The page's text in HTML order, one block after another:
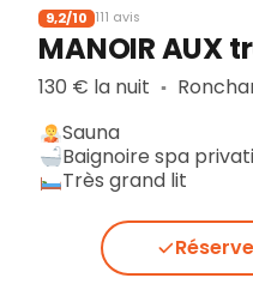
9,2/10 111 avis
MANOIR AUX
130 € la nuit ▪︎
Sauna
Baignoire spa
Très grand lit